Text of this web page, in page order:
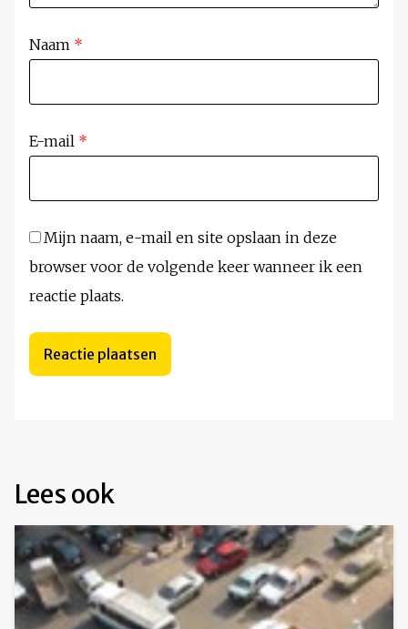
Naam *
E-mail *
Mijn naam, e-mail en site opslaan in deze
browser voor de volgende keer wanneer ik een
reactie plaats.
Lees ook